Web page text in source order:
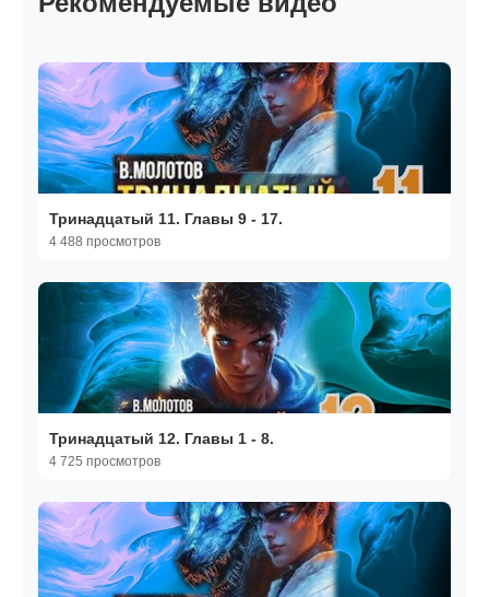
Тринадцатый 11. Главы 9 - 17.
4 488 просмотров
Тринадцатый 12. Главы 1 - 8.
4 725 просмотров